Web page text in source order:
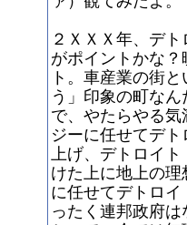
２ＸＸＸ年、デ
がポイントかな
ト。車産業の街
う」印象の町な
で、やたらやる
ジーに任せてデ
上げ、デトロイ
けた上に地上の
に任せてデトロ
ったく連邦政府